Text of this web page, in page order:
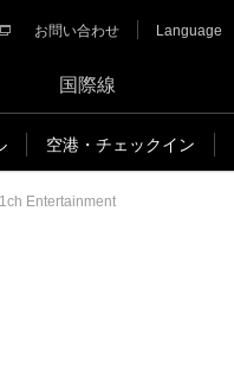
国際線
空港・チェックイン
お問い合わせ Language
Entertainment